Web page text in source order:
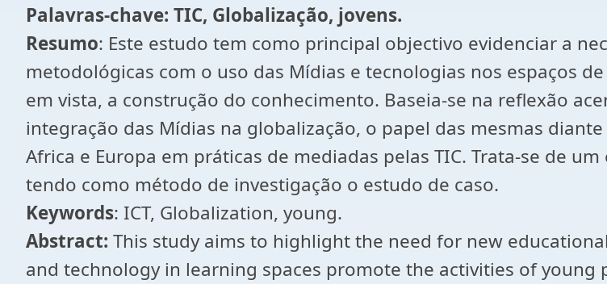
Palavras-chave: TIC, Globalização, jovens.
Resumo: Este estudo tem como principal objectivo evidenciar a
metodológicas com o uso das Mídias e tecnologias nos espaços
em vista, a construção do conhecimento. Baseia-se na reflexão
integração das Mídias na globalização, o papel das mesmas
Africa e Europa em práticas de mediadas pelas TIC. Trata-se de
tendo como método de investigação o estudo de caso.
Keywords: ICT, Globalization, young.
Abstract: This study aims to highlight the need for new
and technology in learning spaces promote the activities of